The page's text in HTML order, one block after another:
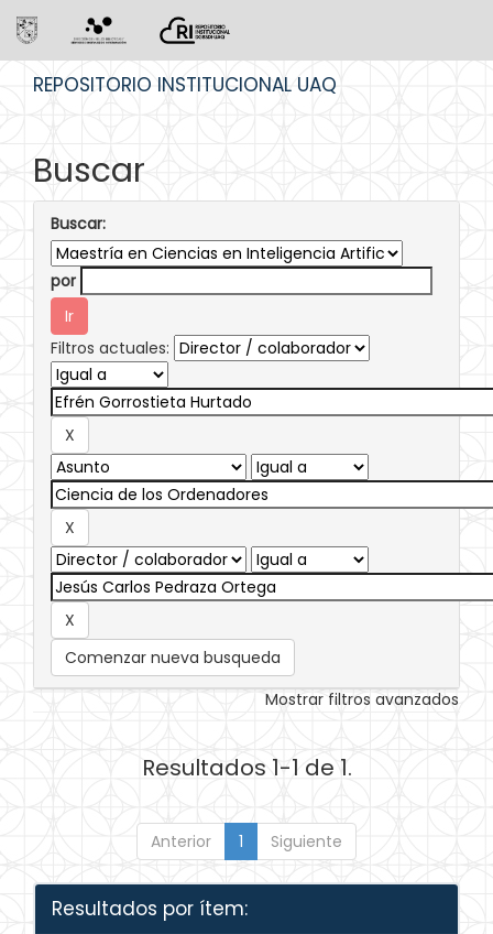
REPOSITORIO INSTITUCIONAL UAQ
Buscar
Buscar:
por
Filtros actuales:
Comenzar nueva busqueda
Mostrar filtros avanzados
Resultados 1-1 de 1.
Anterior 1 Siguiente
Resultados por ítem: